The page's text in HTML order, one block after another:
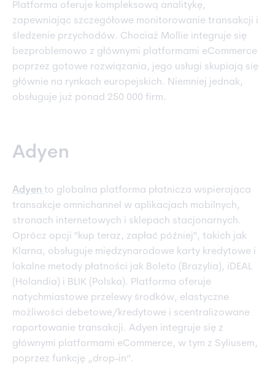
Platforma oferuje kompleksową analitykę,
zapewniając szczegółowe monitorowanie transakcji i
śledzenie przychodów. Chociaż Mollie integruje się
bezproblemowo z głównymi platformami eCommerce
poprzez gotowe rozwiązania, jego usługi skupiają się
głównie na rynkach europejskich. Niemniej jednak,
obsługuje już ponad 250 000 firm.
Adyen
Adyen to globalna platforma płatnicza wspierająca
transakcje omnichannel w aplikacjach mobilnych,
stronach internetowych i sklepach stacjonarnych.
Oprócz opcji "kup teraz, zapłać później", takich jak
Klarna, obsługuje międzynarodowe karty kredytowe i
lokalne metody płatności jak Boleto (Brazylia), iDEAL
(Holandia) i BLIK (Polska). Platforma oferuje
natychmiastowe przelewy środków, elastyczne
możliwości debetowe/kredytowe i scentralizowane
raportowanie transakcji. Adyen integruje się z
głównymi platformami eCommerce, w tym z Syliusem,
poprzez funkcję „drop-in”.